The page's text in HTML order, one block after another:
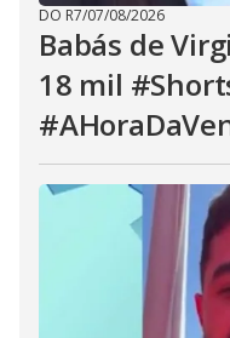
DO R7/07/08/2026
Babás de
18 mil